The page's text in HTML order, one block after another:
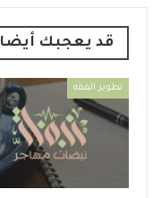
قد يعجبك أيضا
تطوير الفقه